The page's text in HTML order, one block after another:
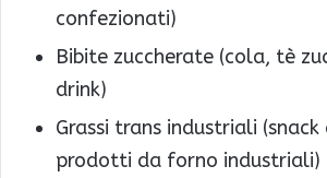
confezionati)
Bibite zuccherate (cola, tè
drink)
Grassi trans industriali
prodotti da forno industriali)